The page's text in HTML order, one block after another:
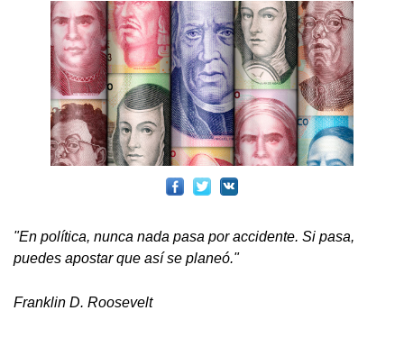
"En política, nunca nada pasa por accidente. Si pasa,
puedes apostar que así se planeó."
Franklin D. Roosevelt